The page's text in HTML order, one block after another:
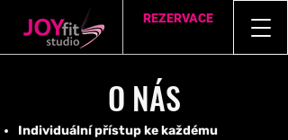
REZERVACE
O NÁS
Individuální přístup ke každému